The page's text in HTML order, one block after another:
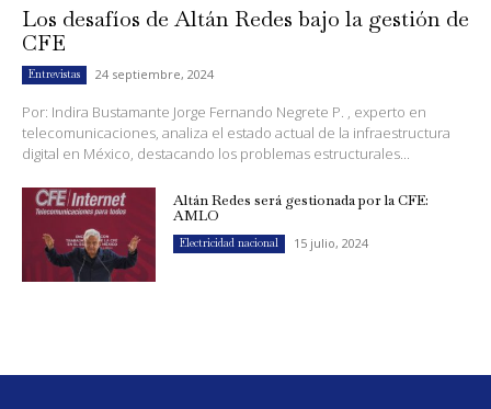
Los desafíos de Altán Redes bajo la gestión de
CFE
Entrevistas 24 septiembre, 2024
Por: Indira Bustamante Jorge Fernando Negrete P. , experto en
telecomunicaciones, analiza el estado actual de la infraestructura
digital en México, destacando los problemas estructurales...
Altán Redes será gestionada por la CFE:
AMLO
Electricidad nacional 15 julio, 2024